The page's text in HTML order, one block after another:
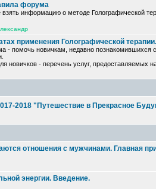
форума
информацию о методе Голографической
применения Голографической терапии.
- помочь новичкам, недавно
новичков - перечень услуг, предоставляемых
2018 "Путешествие в Прекрасное
отношения с мужчинами. Главная
энергии. Введение.